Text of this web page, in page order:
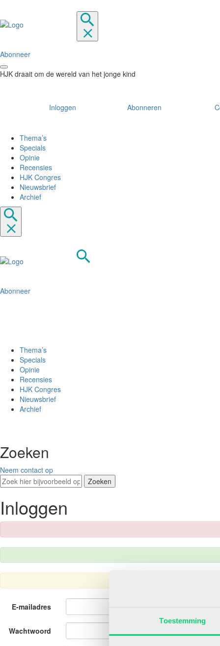
Toestemming
Abonneer
HJK draait om de wereld van het jonge kind
Inloggen Abonneren
Thema’s
Specials
Opinie
Recensies
HJK Congres
Nieuwsbrief
Archief
Abonneer
Thema’s
Specials
Opinie
Recensies
HJK Congres
Nieuwsbrief
Archief
Zoeken
Neem contact op
Zoeken
Inloggen
E-mailadres
Wachtwoord